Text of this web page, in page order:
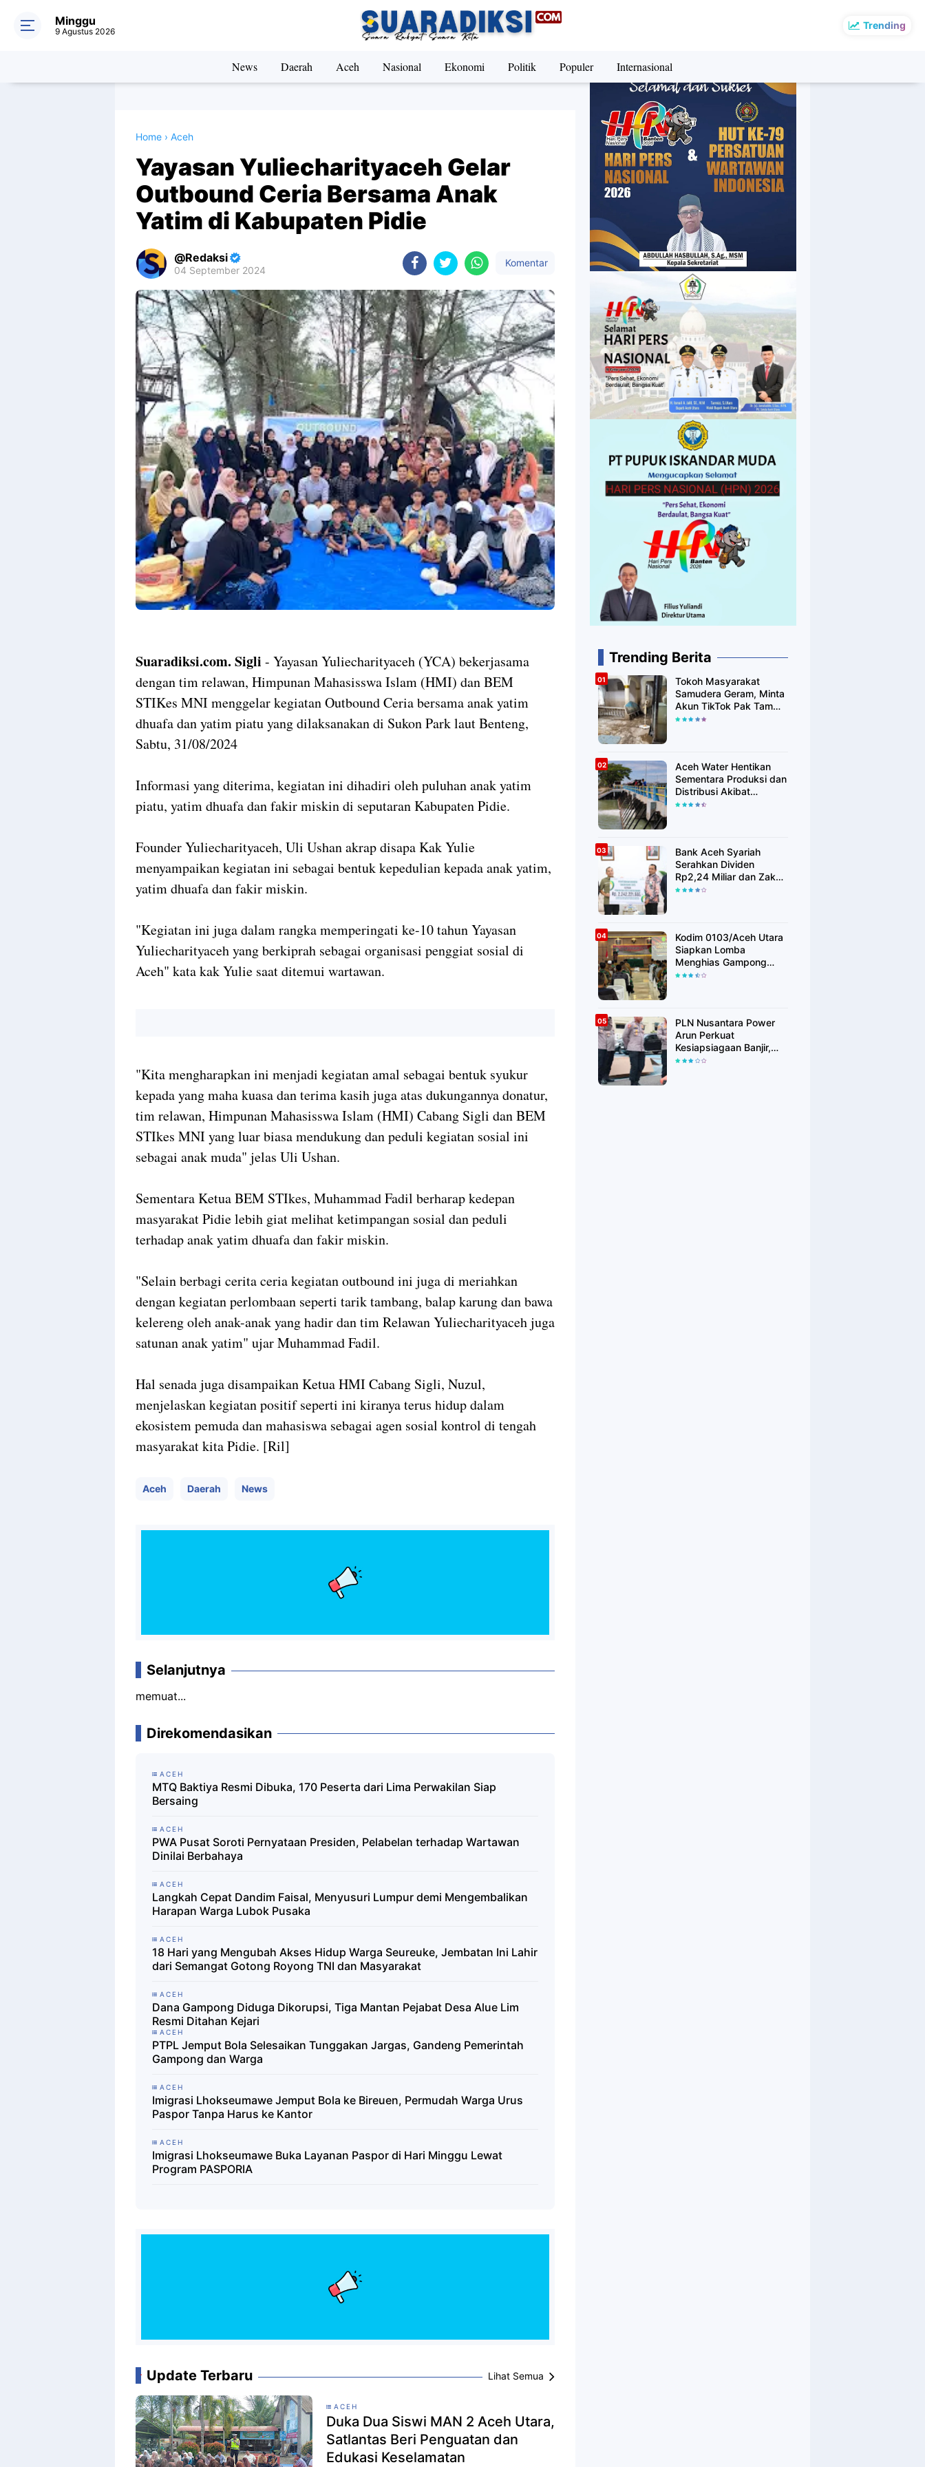
Trending
Minggu
9 Agustus 2026
News Daerah Aceh Nasional Ekonomi Politik Populer Internasional
Home › Aceh
Yayasan Yuliecharityaceh Gelar
Outbound Ceria Bersama Anak
Yatim di Kabupaten Pidie
Redaksi
04 September 2024
Komentar
Premium
By
Raushan
Design
With
Shroff
Templates
Suaradiksi.com. Sigli - Yayasan Yuliecharityaceh (YCA) bekerjasama
dengan tim relawan, Himpunan Mahasisswa Islam (HMI) dan BEM
STIKes MNI menggelar kegiatan Outbound Ceria bersama anak yatim
dhuafa dan yatim piatu yang dilaksanakan di Sukon Park laut Benteng,
Sabtu, 31/08/2024
Informasi yang diterima, kegiatan ini dihadiri oleh puluhan anak yatim
piatu, yatim dhuafa dan fakir miskin di seputaran Kabupaten Pidie.
Founder Yuliecharityaceh, Uli Ushan akrap disapa Kak Yulie
menyampaikan kegiatan ini sebagai bentuk kepedulian kepada anak yatim,
yatim dhuafa dan fakir miskin.
"Kegiatan ini juga dalam rangka memperingati ke-10 tahun Yayasan
Yuliecharityaceh yang berkiprah sebagai organisasi penggiat sosial di
Aceh" kata kak Yulie saat ditemui wartawan.
"Kita mengharapkan ini menjadi kegiatan amal sebagai bentuk syukur
kepada yang maha kuasa dan terima kasih juga atas dukungannya donatur,
tim relawan, Himpunan Mahasisswa Islam (HMI) Cabang Sigli dan BEM
STIkes MNI yang luar biasa mendukung dan peduli kegiatan sosial ini
sebagai anak muda" jelas Uli Ushan.
Sementara Ketua BEM STIkes, Muhammad Fadil berharap kedepan
masyarakat Pidie lebih giat melihat ketimpangan sosial dan peduli
terhadap anak yatim dhuafa dan fakir miskin.
"Selain berbagi cerita ceria kegiatan outbound ini juga di meriahkan
dengan kegiatan perlombaan seperti tarik tambang, balap karung dan bawa
kelereng oleh anak-anak yang hadir dan tim Relawan Yuliecharityaceh juga
satunan anak yatim" ujar Muhammad Fadil.
Hal senada juga disampaikan Ketua HMI Cabang Sigli, Nuzul,
menjelaskan kegiatan positif seperti ini kiranya terus hidup dalam
ekosistem pemuda dan mahasiswa sebagai agen sosial kontrol di tengah
masyarakat kita Pidie. [Ril]
Aceh Daerah News
Selanjutnya
memuat...
Direkomendasikan
ACEH
MTQ Baktiya Resmi Dibuka, 170 Peserta dari Lima Perwakilan Siap
Bersaing
ACEH
PWA Pusat Soroti Pernyataan Presiden, Pelabelan terhadap Wartawan
Dinilai Berbahaya
ACEH
Langkah Cepat Dandim Faisal, Menyusuri Lumpur demi Mengembalikan
Harapan Warga Lubok Pusaka
ACEH
18 Hari yang Mengubah Akses Hidup Warga Seureuke, Jembatan Ini Lahir
dari Semangat Gotong Royong TNI dan Masyarakat
ACEH
Dana Gampong Diduga Dikorupsi, Tiga Mantan Pejabat Desa Alue Lim
Resmi Ditahan Kejari
ACEH
PTPL Jemput Bola Selesaikan Tunggakan Jargas, Gandeng Pemerintah
Gampong dan Warga
ACEH
Imigrasi Lhokseumawe Jemput Bola ke Bireuen, Permudah Warga Urus
Paspor Tanpa Harus ke Kantor
ACEH
Imigrasi Lhokseumawe Buka Layanan Paspor di Hari Minggu Lewat
Program PASPORIA
Update Terbaru Lihat Semua
ACEH
Duka Dua Siswi MAN 2 Aceh Utara,
Satlantas Beri Penguatan dan
Edukasi Keselamatan
Trending Berita
Tokoh Masyarakat
Samudera Geram, Minta
Akun TikTok Pak Tam
Tak Tebar Harapan
Aceh Water Hentikan
Sementara Produksi dan
Distribusi Akibat
Fenomena Alam yang
Bank Aceh Syariah
Serahkan Dividen
Rp2,24 Miliar dan Zakat
Rp400 Juta kepada
Kodim 0103/Aceh Utara
Siapkan Lomba
Menghias Gampong
Berhadiah Rp100 Juta,
PLN Nusantara Power
Arun Perkuat
Kesiapsiagaan Banjir,
Polres Lhokseumawe